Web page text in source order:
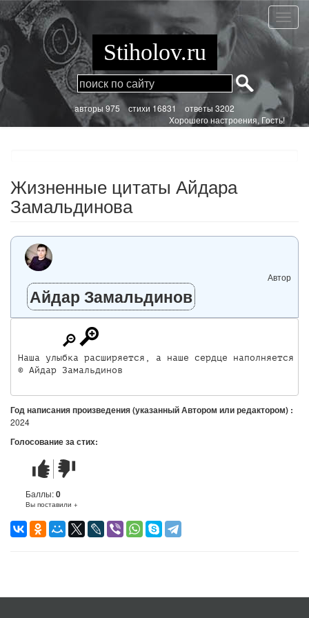
Перейти
к
основному
содержанию
Stiholov.ru
aвторы 975стихи 16831 ответы 3202
Хорошего настроения, Гость!
Жизненные цитаты Айдара
Замальдинова
Автор
Айдар Замальдинов
Наша улыбка расширяется, а наше сердце наполняется
© Айдар Замальдинов
Год написания произведения (указанный Автором или редактором) :
2024
Голосование за стих:
Стих
понравился
Стих
не
понравился
Баллы:0
Вы поставили +